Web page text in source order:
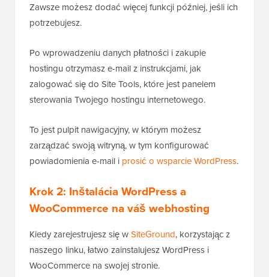
Zawsze możesz dodać więcej funkcji później, jeśli ich
potrzebujesz.
Po wprowadzeniu danych płatności i zakupie
hostingu otrzymasz e-mail z instrukcjami, jak
zalogować się do Site Tools, które jest panelem
sterowania Twojego hostingu internetowego.
To jest pulpit nawigacyjny, w którym możesz
zarządzać swoją witryną, w tym konfigurować
powiadomienia e-mail i prosić o wsparcie WordPress.
Krok 2: Inštalácia WordPress a
WooCommerce na váš webhosting
Kiedy zarejestrujesz się wSiteGround, korzystając z
naszego linku, łatwo zainstalujesz WordPress i
WooCommerce na swojej stronie.